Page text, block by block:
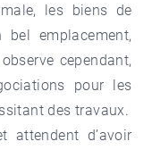
les biens de
emplacement,
cependant,
pour les
des travaux.
attendent d’avoir